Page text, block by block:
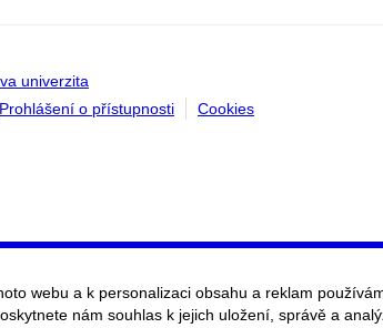
univerzita
Prohlášení o přístupnosti Cookies
webu a k personalizaci obsahu a reklam
nám souhlas k jejich uložení, správě a